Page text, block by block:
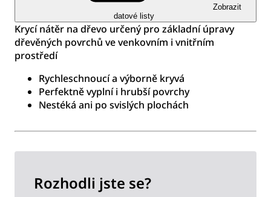
Zobrazit
datové listy
Krycí nátěr na dřevo určený pro základní úpravy
dřevěných povrchů ve venkovním i vnitřním
prostředí
Rychleschnoucí a výborně kryvá
Perfektně vyplní i hrubší povrchy
Nestéká ani po svislých plochách
Rozhodli jste se?